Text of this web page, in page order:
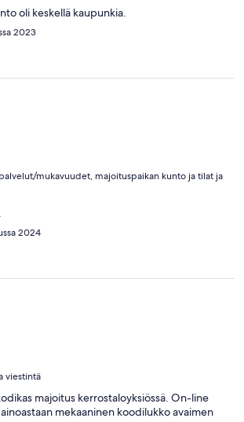
oli keskellä kaupunkia.
2023
mukavuudet, majoituspaikan kunto ja tilat ja
2024
viestintä
majoitus kerrostaloyksiössä. On-line
mekaaninen koodilukko avaimen